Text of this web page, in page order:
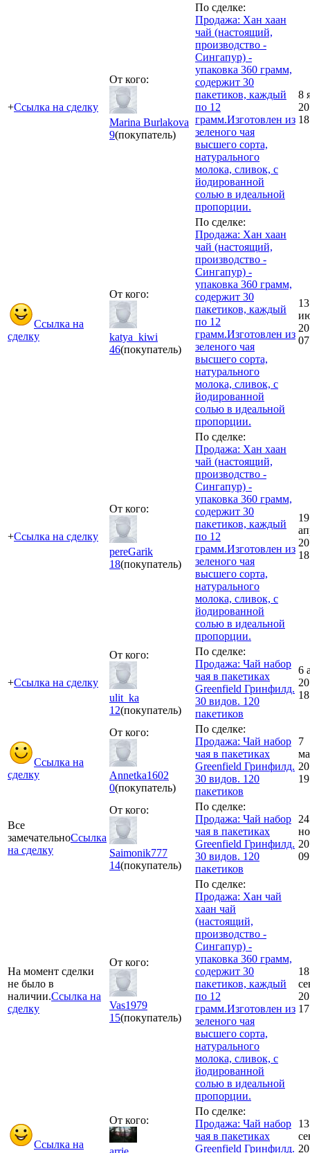
+Ссылка на сделку
От кого:
Marina Burlakova
9(покупатель)
По сделке:
Продажа: Хан хаан
чай (настоящий,
производство -
Сингапур) -
упаковка 360 грамм,
содержит 30
пакетиков, каждый
по 12
грамм.Изготовлен из
зеленого чая
высшего сорта,
натурального
молока, сливок, с
йодированной
солью в идеальной
пропорции.
8
Ссылка на
сделку
От кого:
katya_kiwi
46(покупатель)
По сделке:
Продажа: Хан хаан
чай (настоящий,
производство -
Сингапур) -
упаковка 360 грамм,
содержит 30
пакетиков, каждый
по 12
грамм.Изготовлен из
зеленого чая
высшего сорта,
натурального
молока, сливок, с
йодированной
солью в идеальной
пропорции.
13
+Ссылка на сделку
От кого:
pereGarik
18(покупатель)
По сделке:
Продажа: Хан хаан
чай (настоящий,
производство -
Сингапур) -
упаковка 360 грамм,
содержит 30
пакетиков, каждый
по 12
грамм.Изготовлен из
зеленого чая
высшего сорта,
натурального
молока, сливок, с
йодированной
солью в идеальной
пропорции.
19
+Ссылка на сделку
От кого:
ulit_ka
12(покупатель)
По сделке:
Продажа: Чай набор
чая в пакетиках
Greenfield Гринфилд.
30 видов. 120
пакетиков
6
Ссылка на
сделку
От кого:
Annetka1602
0(покупатель)
По сделке:
Продажа: Чай набор
чая в пакетиках
Greenfield Гринфилд.
30 видов. 120
пакетиков
7
Все
замечательноСсылка
на сделку
От кого:
Saimonik777
14(покупатель)
По сделке:
Продажа: Чай набор
чая в пакетиках
Greenfield Гринфилд.
30 видов. 120
пакетиков
24
На момент сделки
не было в
наличии.Ссылка на
сделку
От кого:
Vas1979
15(покупатель)
По сделке:
Продажа: Хан чай
хаан чай
(настоящий,
производство -
Сингапур) -
упаковка 360 грамм,
содержит 30
пакетиков, каждый
по 12
грамм.Изготовлен из
зеленого чая
высшего сорта,
натурального
молока, сливок, с
йодированной
солью в идеальной
пропорции.
18
Ссылка на
От кого:
По сделке:
Продажа: Чай набор
чая в пакетиках
Greenfield Гринфилд.
13